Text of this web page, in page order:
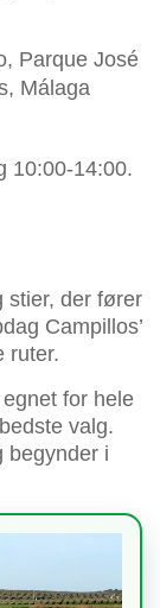
Parque José
Málaga
10:00-14:00.
stier, der fører
Campillos’
ruter.
for hele
valg.
begynder i